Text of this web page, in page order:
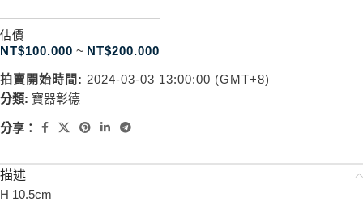
估價
NT$100.000 ~ NT$200.000
拍賣開始時間: 2024-03-03 13:00:00 (GMT+8)
分類: 寶器彰德
分享：
描述
H 10.5cm